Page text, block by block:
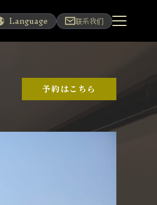
Language 联系我们
予約はこちら